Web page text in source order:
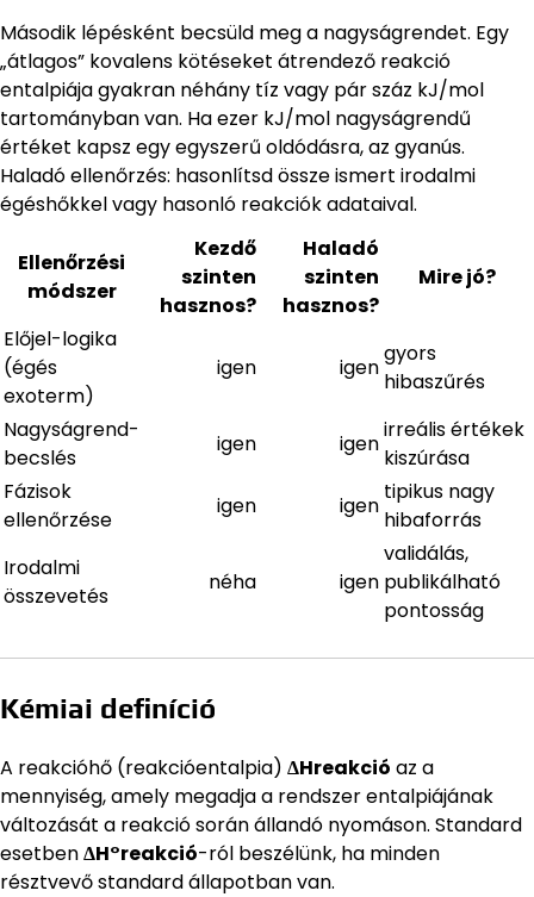
Második lépésként becsüld meg a nagyságrendet. Egy
„átlagos” kovalens kötéseket átrendező reakció
entalpiája gyakran néhány tíz vagy pár száz kJ/mol
tartományban van. Ha ezer kJ/mol nagyságrendű
értéket kapsz egy egyszerű oldódásra, az gyanús.
Haladó ellenőrzés: hasonlítsd össze ismert irodalmi
égéshőkkel vagy hasonló reakciók adataival.
Ellenőrzési
módszer
Kezdő
szinten
hasznos?
Haladó
szinten
hasznos?
Mire jó?
Előjel-logika
(égés
exoterm)
igen igen
gyors
hibaszűrés
Nagyságrend-
becslés
igen igen
irreális értékek
kiszúrása
Fázisok
ellenőrzése
igen igen
tipikus nagy
hibaforrás
Irodalmi
összevetés
néha igen
validálás,
publikálható
pontosság
Kémiai definíció
A reakcióhő (reakcióentalpia) ΔHreakció az a
mennyiség, amely megadja a rendszer entalpiájának
változását a reakció során állandó nyomáson. Standard
esetbenΔH°reakció-ról beszélünk, ha minden
résztvevő standard állapotban van.